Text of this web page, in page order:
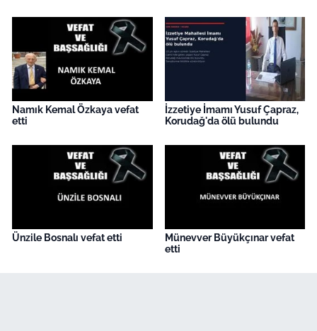
Namık Kemal Özkaya vefat
etti
İzzetiye İmamı Yusuf Çapraz,
Korudağ'da ölü bulundu
Ünzile Bosnalı vefat etti
Münevver Büyükçınar vefat
etti
Finans
Genel-A
Gündem-Eğitim